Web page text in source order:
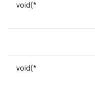
void(*
void(*